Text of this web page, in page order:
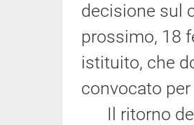
decisione sul
prossimo, 18
istituito, che
convocato
Il ritorno del